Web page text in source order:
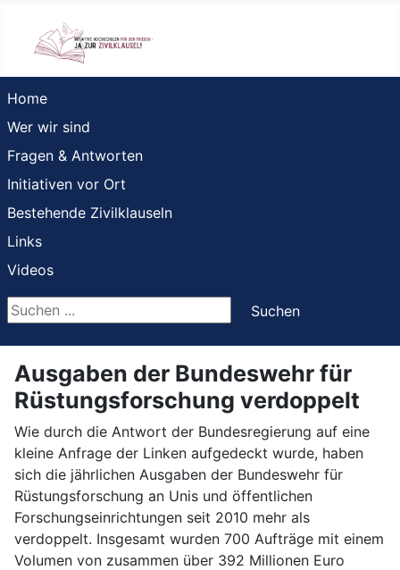
Home
Wer wir sind
Fragen & Antworten
Initiativen vor Ort
Bestehende Zivilklauseln
Links
Videos
Suchen ...
Suchen
Ausgaben der Bundeswehr für
Rüstungsforschung verdoppelt
Wie durch die Antwort der Bundesregierung auf eine
kleine Anfrage der Linken aufgedeckt wurde, haben
sich die jährlichen Ausgaben der Bundeswehr für
Rüstungsforschung an Unis und öffentlichen
Forschungseinrichtungen seit 2010 mehr als
verdoppelt. Insgesamt wurden 700 Aufträge mit einem
Volumen von zusammen über 392 Millionen Euro